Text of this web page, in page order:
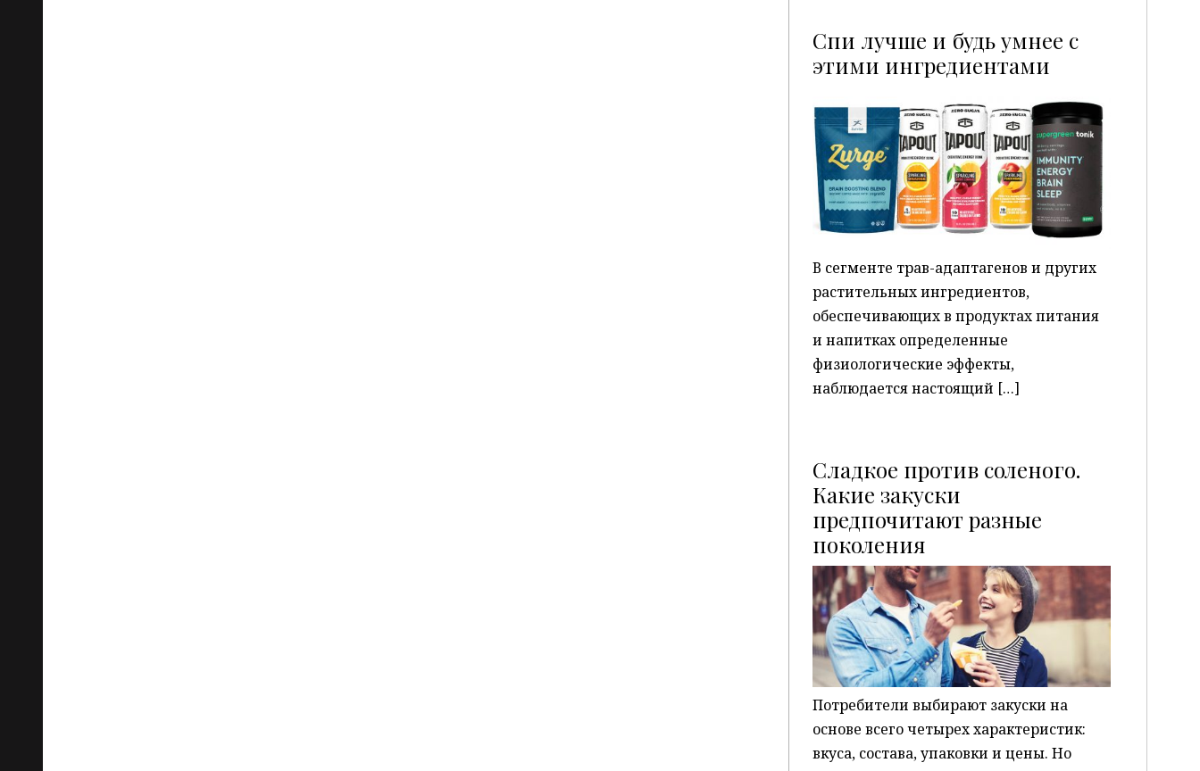
Спи лучше и будь умнее с
этими ингредиентами
P
В сегменте трав-адаптагенов и других
растительных ингредиентов,
обеспечивающих в продуктах питания
и напитках определенные
физиологические эффекты,
наблюдается настоящий […]
Сладкое против соленого.
Какие закуски
предпочитают разные
поколенияP
Потребители выбирают закуски на
основе всего четырех характеристик:
вкуса, состава, упаковки и цены. Но